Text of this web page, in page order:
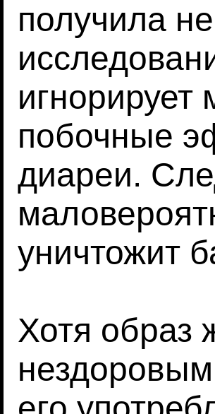
получила
побочные
диареи.
уничтожит
Хотя образ